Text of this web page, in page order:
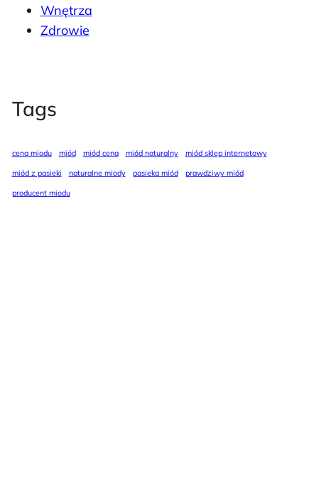
Wnętrza
Zdrowie
Tags
cena miodu miód miód cena miód naturalny
miód sklep internetowy
miód z pasieki
naturalne miody pasieka miód
prawdziwy miód
producent miodu